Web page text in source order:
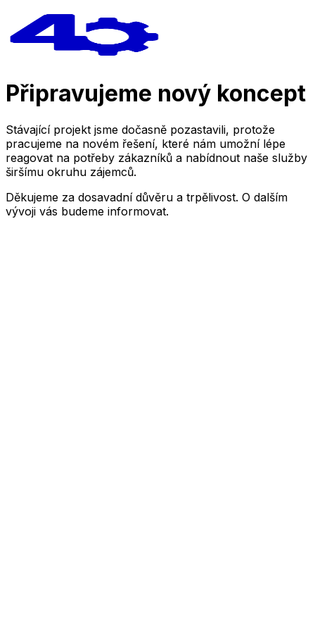
Připravujeme nový koncept
Stávající projekt jsme dočasně pozastavili, protože
pracujeme na novém řešení, které nám umožní lépe
reagovat na potřeby zákazníků a nabídnout naše služby
širšímu okruhu zájemců.
Děkujeme za dosavadní důvěru a trpělivost. O dalším
vývoji vás budeme informovat.